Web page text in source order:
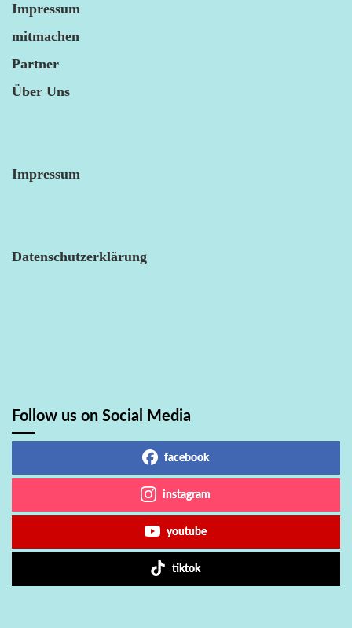
Impressum
mitmachen
Partner
Über Uns
Impressum
Datenschutzerklärung
Follow us on Social Media
facebook
instagram
youtube
tiktok